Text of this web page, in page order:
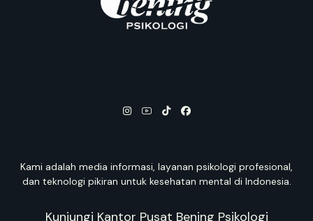
Kami adalah media informasi, layanan psikologi profesional,
dan teknologi pikiran untuk kesehatan mental di Indonesia.
Kunjungi Kantor Pusat Bening Psikologi